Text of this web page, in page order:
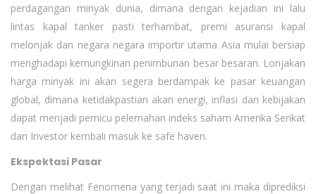
perdagangan minyak dunia, dimana dengan kejadian ini lalu
lintas kapal tanker pasti terhambat, premi asuransi kapal
melonjak dan negara negara importir utama Asia mulai bersiap
menghadapi kemungkinan penimbunan besar besaran. Lonjakan
harga minyak ini akan segera berdampak ke pasar keuangan
global, dimana ketidakpastian akan energi, inflasi dan kebijakan
dapat menjadi pemicu pelemahan indeks saham Amerika Serikat
dan Investor kembali masuk ke safe haven.
Ekspektasi Pasar
Dengan melihat Fenomena yang terjadi saat ini maka diprediksi